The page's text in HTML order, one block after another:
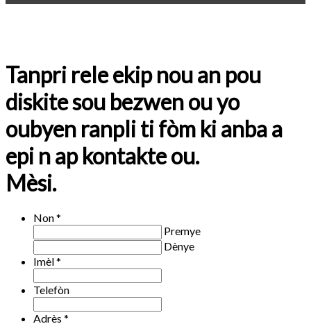
Tanpri rele ekip nou an pou
diskite sou bezwen ou yo
oubyen ranpli ti fòm ki anba a
epi n ap kontakte ou.
Mèsi.
Non*
Premye
Dènye
Imèl*
Telefòn
Adrès *